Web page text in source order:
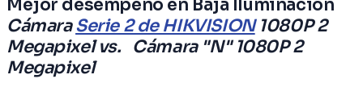
Mejor desempeño en Baja Iluminación
CámaraSerie 2 de HIKVISION1080P 2
Megapixel vs. Cámara "N" 1080P 2
Megapixel